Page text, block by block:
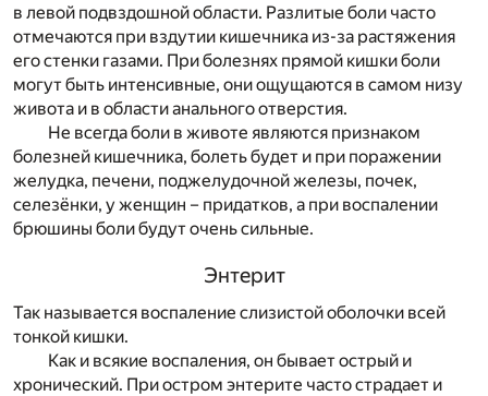
в левой подвздошной области. Разлитые боли часто
отмечаются при вздутии кишечника из-за растяжения
его стенки газами. При болезнях прямой кишки боли
могут быть интенсивные, они ощущаются в самом низу
живота и в области анального отверстия.
Не всегда боли в животе являются признаком
болезней кишечника, болеть будет и при поражении
желудка, печени, поджелудочной железы, почек,
селезёнки, у женщин – придатков, а при воспалении
брюшины боли будут очень сильные.
Энтерит
Так называется воспаление слизистой оболочки всей
тонкой кишки.
Как и всякие воспаления, он бывает острый и
хронический. При остром энтерите часто страдает и